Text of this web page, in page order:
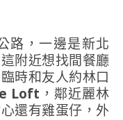
附近想找間餐廳
時和友人約林口
Loft ，鄰近麗林
還有雞蛋仔，外